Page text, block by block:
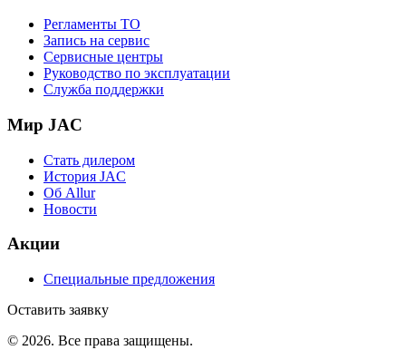
Регламенты ТО
Запись на сервис
Сервисные центры
Руководство по эксплуатации
Служба поддержки
Мир JAC
Стать дилером
История JAC
Об Allur
Новости
Акции
Специальные предложения
Оставить заявку
© 2026. Все права защищены.